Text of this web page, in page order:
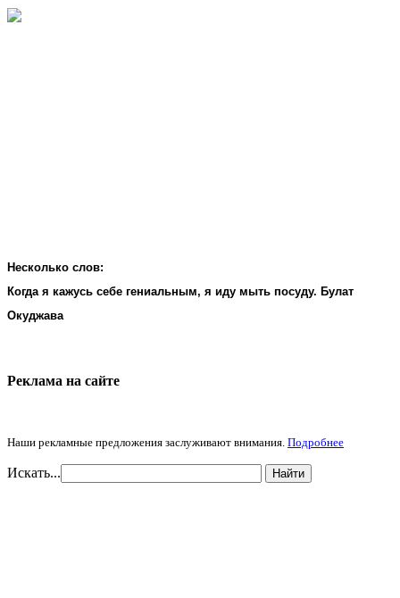
Несколько слов:
Когда я кажусь себе гениальным, я иду мыть посуду. Булат
Окуджава
Реклама на cайте
Наши рекламные предложения заслуживают внимания. Подробнее
Искать... Найти